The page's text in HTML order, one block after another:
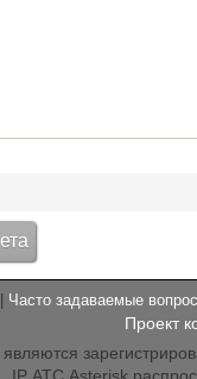
Часто задаваемые
Проект
являются